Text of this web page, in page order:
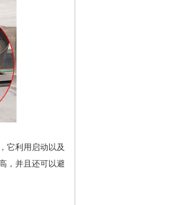
它利用启动以及
，并且还可以避